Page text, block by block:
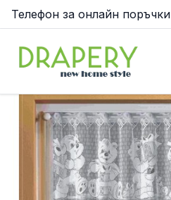
Телефон за онлайн поръчки